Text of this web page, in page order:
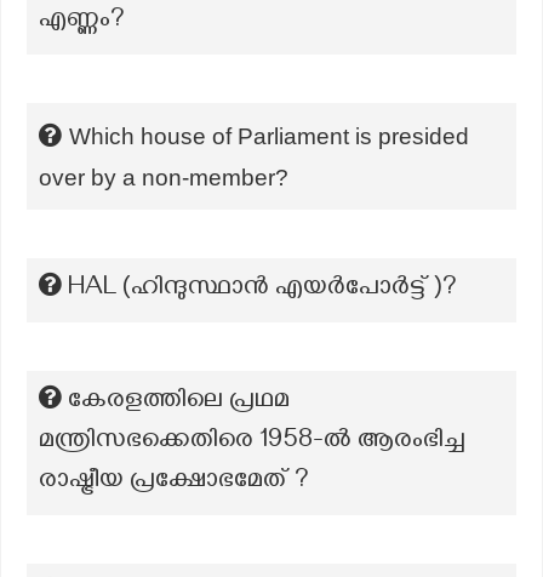
എണ്ണം?
Which house of Parliament is presided
over by a non-member?
HAL (ഹിന്ദുസ്ഥാൻ എയർപോർട്ട് )?
കേരളത്തിലെ പ്രഥമ
മന്ത്രിസഭക്കെതിരെ 1958-ൽ ആരംഭിച്ച
രാഷ്ട്രീയ പ്രക്ഷോഭമേത് ?